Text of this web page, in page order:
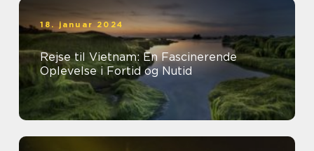
18. januar 2024
Rejse til Vietnam: En Fascinerende
Oplevelse i Fortid og Nutid